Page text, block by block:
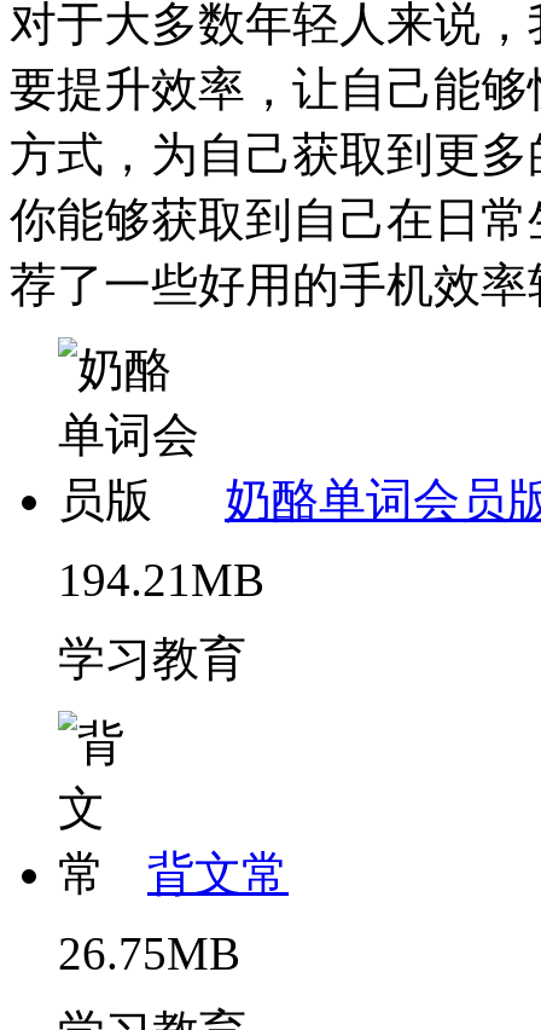
对于大多数年轻人来说
要提升效率，让自己能
方式，为自己获取到更
你能够获取到自己在日
荐了一些好用的手机效
奶酪单词会员
194.21MB
学习教育
背文常
26.75MB